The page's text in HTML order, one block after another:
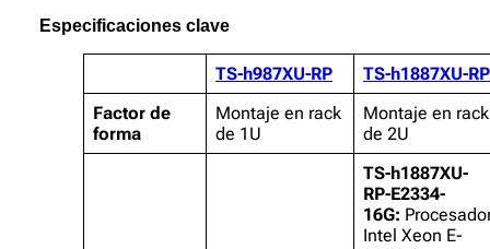
Especificaciones clave
TS-h987XU-RP
TS-h1887XU-RP
Factor de
forma
Montaje en rack
de 1U
Montaje en rack
de 2U
TS-h1887XU-
RP-E2334-
16G:
Intel Xeon E-